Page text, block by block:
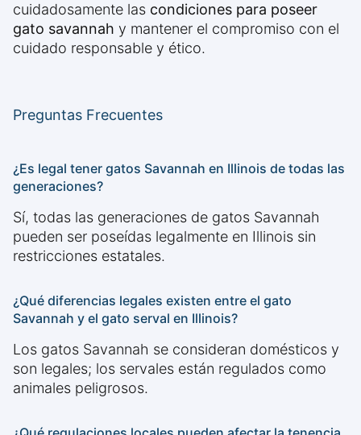
cuidadosamente las condiciones para poseer
gato savannah y mantener el compromiso con el
cuidado responsable y ético.
Preguntas Frecuentes
¿Es legal tener gatos Savannah en Illinois de todas las
generaciones?
Sí, todas las generaciones de gatos Savannah
pueden ser poseídas legalmente en Illinois sin
restricciones estatales.
¿Qué diferencias legales existen entre el gato
Savannah y el gato serval en Illinois?
Los gatos Savannah se consideran domésticos y
son legales; los servales están regulados como
animales peligrosos.